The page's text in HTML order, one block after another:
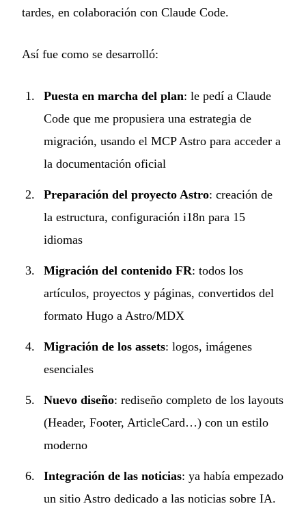
tardes, en colaboración con Claude Code.
Así fue como se desarrolló:
Puesta en marcha del plan: le pedí a Claude
Code que me propusiera una estrategia de
migración, usando el MCP Astro para acceder a
la documentación oficial
Preparación del proyecto Astro: creación de
la estructura, configuración i18n para 15
idiomas
Migración del contenido FR: todos los
artículos, proyectos y páginas, convertidos del
formato Hugo a Astro/MDX
Migración de los assets: logos, imágenes
esenciales
Nuevo diseño: rediseño completo de los layouts
(Header, Footer, ArticleCard…) con un estilo
moderno
Integración de las noticias: ya había empezado
un sitio Astro dedicado a las noticias sobre IA.